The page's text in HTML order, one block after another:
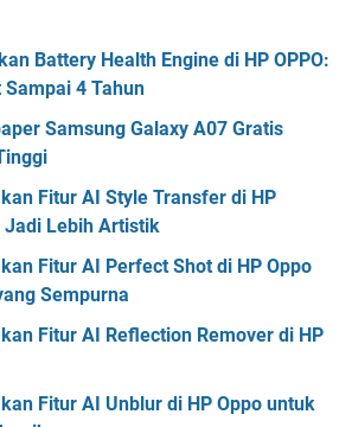
Battery Health Engine di HP OPPO:
4 Tahun
Samsung Galaxy A07 Gratis
Fitur AI Style Transfer di HP
Jadi Lebih Artistik
Fitur AI Perfect Shot di HP Oppo
Sempurna
Fitur AI Reflection Remover di HP
Fitur AI Unblur di HP Oppo untuk